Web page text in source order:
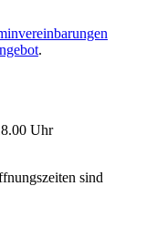
.
Uhr
sind